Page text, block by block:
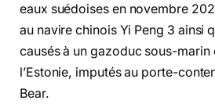
eaux suédoises en novembre
au navire chinois Yi Peng 3 ainsi
causés à un gazoduc sous-marin
l’Estonie, imputés au porte-
Bear.